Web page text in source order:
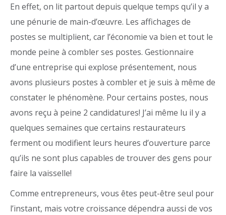
En effet, on lit partout depuis quelque temps qu’il y a
une pénurie de main-d’œuvre. Les affichages de
postes se multiplient, car l’économie va bien et tout le
monde peine à combler ses postes. Gestionnaire
d’une entreprise qui explose présentement, nous
avons plusieurs postes à combler et je suis à même de
constater le phénomène. Pour certains postes, nous
avons reçu à peine 2 candidatures! J’ai même lu il y a
quelques semaines que certains restaurateurs
ferment ou modifient leurs heures d’ouverture parce
qu’ils ne sont plus capables de trouver des gens pour
faire la vaisselle!
Comme entrepreneurs, vous êtes peut-être seul pour
l’instant, mais votre croissance dépendra aussi de vos